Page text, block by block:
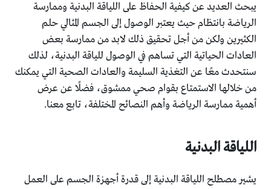
يبحث العديد عن كيفية الحفاظ على اللياقة البدنية وممارسة
الرياضة بانتظام حيث يعتبر الوصول إلى الجسم المثالي حلم
الكثيرين ولكن من أجل تحقيق ذلك لابد من ممارسة بعض
العادات الحياتية التي تساهم في الوصول للياقة البدنية، لذلك
سنتحدث معًا عن التغذية السليمة والعادات الصحية التي يمكنك
من خلالها الاستمتاع بقوام صحي ممشوق، فضلًا عن عرض
أهمية ممارسة الرياضة وأهم النصائح المختلفة، تابع معنا.
اللياقة البدنية
يشير مصطلح اللياقة البدنية إلى قدرة أجهزة الجسم على العمل